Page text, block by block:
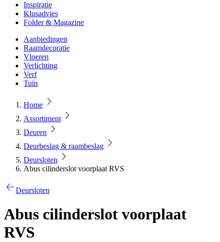
Inspiratie
Klusadvies
Folder & Magazine
Aanbiedingen
Raamdecoratie
Vloeren
Verlichting
Verf
Tuin
Home
Assortiment
Deuren
Deurbeslag & raambeslag
Deursloten
Abus cilinderslot voorplaat RVS
Deursloten
Abus cilinderslot voorplaat
RVS